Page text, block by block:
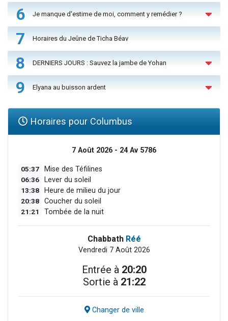
6 Je manque d'estime de moi, comment y remédier ?
7 Horaires du Jeûne de Ticha Béav
8 DERNIERS JOURS : Sauvez la jambe de Yohan
9 Elyana au buisson ardent
Horaires pour Columbus
7 Août 2026 - 24 Av 5786
05:37 Mise des Téfilines
06:36 Lever du soleil
13:38 Heure de milieu du jour
20:38 Coucher du soleil
21:21 Tombée de la nuit
Chabbath Réé
Vendredi 7 Août 2026
Entrée à 20:20
Sortie à 21:22
Changer de ville